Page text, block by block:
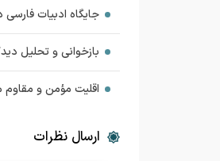
جایگاه ادبیات
بازخوانی و تحلیل
اقلیت مؤمن و
ارسال نظرات